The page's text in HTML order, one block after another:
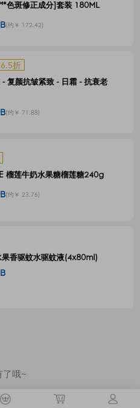
色斑修正成分]套装 180ML
(约￥ 172.42)
折
- 复颜抗皱紧致 - 日霜 - 抗衰老
(约￥ 71.88)
榴莲牛奶水果糖榴莲糖240g
(约￥ 23.76)
果香驱蚊水驱蚊液(4x80ml)
了哦~